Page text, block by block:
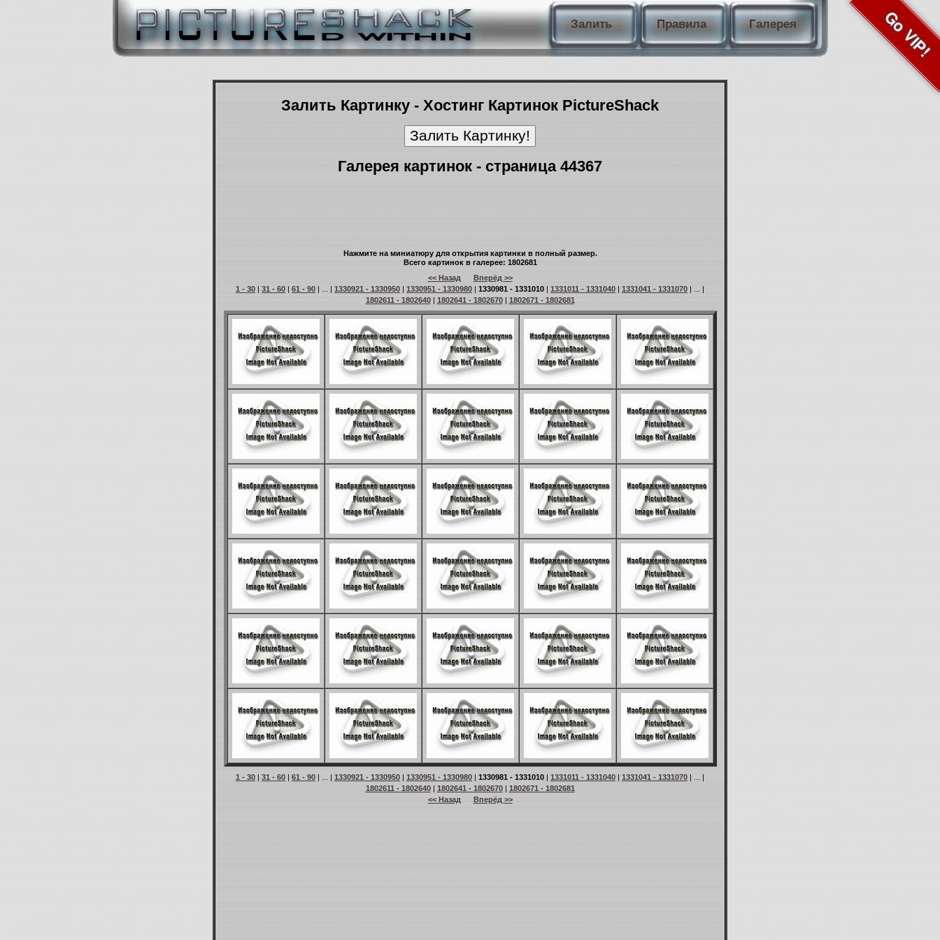
Залить Правила Галерея Go VIP!
Залить Картинку - Хостинг Картинок PictureShack
Галерея картинок - страница 44367
Нажмите на миниатюру для открытия картинки в полный размер.
Всего картинок в галерее: 1802681
<< Назад
Вперёд >>
1 - 30 | 31 - 60 | 61 - 90 | ... | 1330921 - 1330950 | 1330951 - 1330980 | 1330981 - 1331010 | 1331011 - 1331040 | 1331041 - 1331070 | ... |
1802611 - 1802640| 1802641 - 1802670| 1802671 - 1802681
1 - 30 | 31 - 60 | 61 - 90 | ... | 1330921 - 1330950 | 1330951 - 1330980 | 1330981 - 1331010 | 1331011 - 1331040 | 1331041 - 1331070 | ... |
1802611 - 1802640| 1802641 - 1802670| 1802671 - 1802681
<< Назад
Вперёд >>